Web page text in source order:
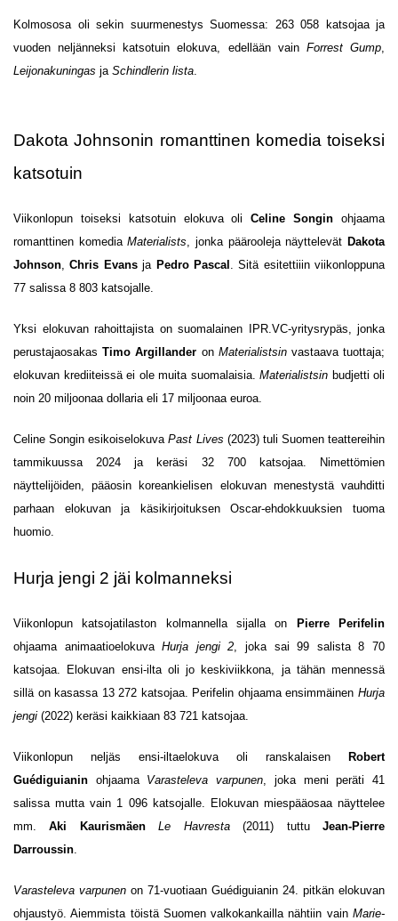
Kolmososa oli sekin suurmenestys Suomessa: 263 058 katsojaa ja
vuoden neljänneksi katsotuin elokuva, edellään vain Forrest Gump
Leijonakuningas ja Schindlerin lista
Dakota Johnsonin romanttinen komedia toiseksi
katsotuin
Viikonlopun toiseksi katsotuin elokuva oliCeline Songin ohjaama
romanttinen komediaMaterialists , jonka päärooleja näyttelevätDakota
Johnson ,Chris Evansja Pedro Pascal . Sitä esitettiiin viikonloppuna
77 salissa 8 803 katsojalle.
Yksi elokuvan rahoittajista on suomalainen IPR.VC-yritysrypäs, jonka
perustajaosakasTimo Argillander on Materialistsinvastaava tuottaja;
elokuvan krediiteissä ei ole muita suomalaisia. Materialistsin budjetti oli
noin 20 miljoonaa dollaria eli 17 miljoonaa euroa.
Celine Songin esikoiselokuvaPast Lives (2023) tuli Suomen teattereihin
tammikuussa 2024 ja keräsi 32 700 katsojaa. Nimettömien
näyttelijöiden, pääosin koreankielisen elokuvan menestystä vauhditti
parhaan elokuvan ja käsikirjoituksen Oscar-ehdokkuuksien tuoma
huomio.
Hurja jengi 2 jäi kolmanneksi
Viikonlopun katsojatilaston kolmannella sijalla on Pierre Perifelin
ohjaama animaatioelokuvaHurja jengi 2 , joka sai 99 salista 8 70
katsojaa. Elokuvan ensi-ilta oli jo keskiviikkona, ja tähän mennessä
sillä on kasassa 13 272 katsojaa. Perifelin ohjaama ensimmäinen Hurja
jengi (2022) keräsi kaikkiaan 83 721 katsojaa.
Viikonlopun neljäs ensi-iltaelokuva oli ranskalaisen Robert
Guédiguianin ohjaama Varasteleva varpunen , joka meni peräti 41
salissa mutta vain 1 096 katsojalle. Elokuvan miespääosaa näyttelee
mm.Aki Kaurismäen Le Havresta(2011) tuttuJean-Pierre
Darroussin
Varasteleva varpunen on 71-vuotiaan Guédiguianin 24. pitkän elokuvan
ohjaustyö. Aiemmista töistä Suomen valkokankailla nähtiin vain Marie-